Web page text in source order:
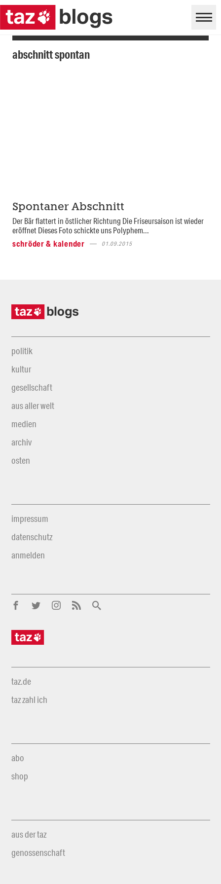
abschnitt spontan
Spontaner Abschnitt
Der Bär flattert in östlicher Richtung Die Friseursaison ist wieder
eröffnet Dieses Foto schickte uns Polyphem...
schröder & kalender
01.09.2015
politik
kultur
gesellschaft
aus aller welt
medien
archiv
osten
impressum
datenschutz
anmelden
taz.de
taz zahl ich
abo
shop
aus der taz
genossenschaft